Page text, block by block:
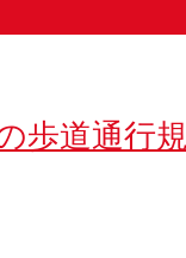
歩道通行